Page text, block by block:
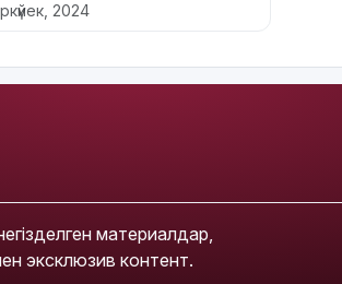
2024
материалдар,
эксклюзив контент.